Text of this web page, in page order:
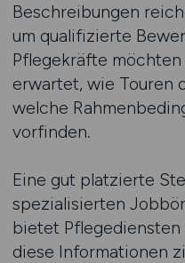
Beschreibungen
um qualifizierte
Pflegekräfte möchten
erwartet, wie Touren
welche
vorfinden.
Eine gut platzierte
spezialisierten
bietet
diese Informationen